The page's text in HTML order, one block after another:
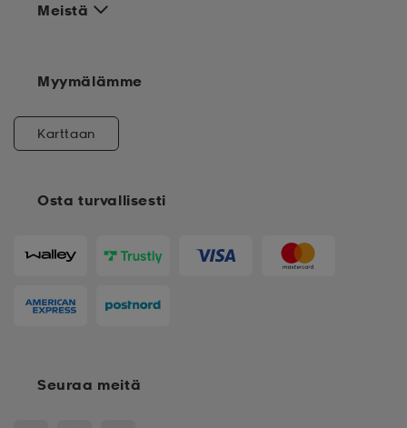
Meistä
Osta turvallisesti
Myymälämme
Karttaan
Seuraa meitä